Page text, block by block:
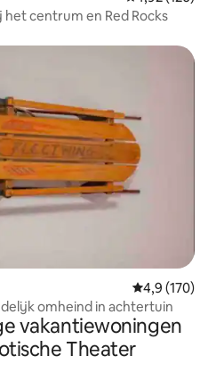
centrum en Red Rocks
Gemiddelde
4,9 (170)
omheind in achtertuin
vakantiewoningen
Theater